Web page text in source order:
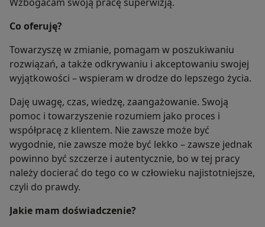
Wzbogacam swoją pracę superwizją.
Co oferuję?
Towarzyszę w zmianie, pomagam w poszukiwaniu
rozwiązań, a także odkrywaniu i akceptowaniu swojej
wyjątkowości – wspieram w drodze do lepszego życia.
Daję uwagę, czas, wiedzę, zaangażowanie. Swoją
pomoc i towarzyszenie rozumiem jako proces i
współpracę z klientem. Nie zawsze może być
wygodnie, nie zawsze może być lekko – zawsze jednak
powinno być szczerze i autentycznie, bo w tej pracy
należy docierać do tego co w człowieku najistotniejsze,
czyli do prawdy.
Jakie mam doświadczenie?